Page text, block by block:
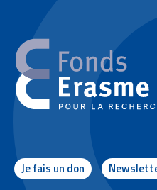
Je fais un don